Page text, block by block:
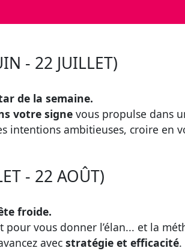
- 22 JUILLET)
de la semaine.
votre signe vous propulse dans
intentions ambitieuses, croire en
- 22 AOÛT)
froide.
pour vous donner l’élan... et la
avec stratégie et efficacité